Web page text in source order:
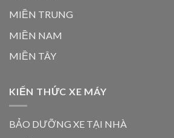
MIỀN TRUNG
MIỀN NAM
MIỀN TÂY
KIẾN THỨC XE MÁY
BẢO DƯỠNG XE TẠI NHÀ